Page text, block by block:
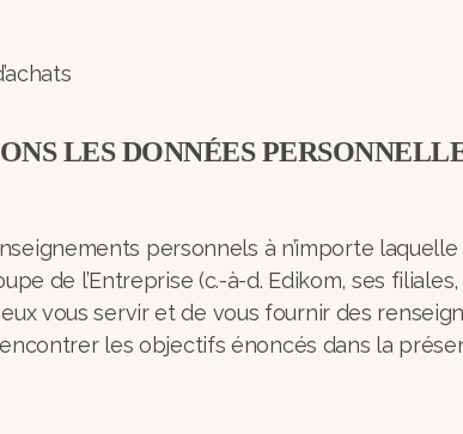
LES DONNÉES
personnels à n’importe
de l’Entreprise (c.-à-d. Edikom, ses
vous servir et de vous fournir des
les objectifs énoncés dans la